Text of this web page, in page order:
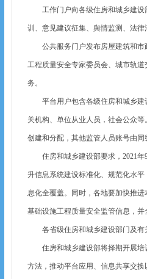
工作门户向各级住房和城乡建设
训、意见建议征集、舆情监测、法
公共服务门户发布房屋建筑和市
工程质量安全专家委员会、城市轨
务。
平台用户包含各级住房和城乡建
关机构、单位从业人员，社会公众
创建和分配，其他监管人员账号由
住房和城乡建设部要求，2021年9
升信息系统建设标准化、规范化水
息化全覆盖。同时，各地要加快推
基础设施工程质量安全监管信息，
各省级住房和城乡建设部门及有
住房和城乡建设部将择期开展培
方法，推动平台应用、信息共享交